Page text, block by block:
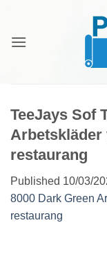
content
TeeJays Sof
Arbetskläder
restaurang
Published 10/03/
8000 Dark Green
restaurang